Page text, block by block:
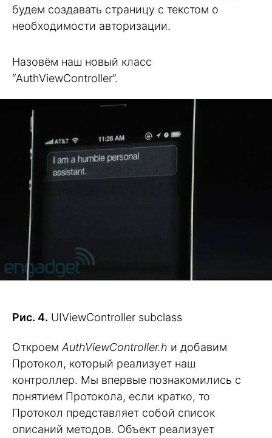
будем создавать страницу с текстом о
необходимости авторизации.
Назовём наш новый класс
“AuthViewController”.
Рис. 4. UIViewController subclass
Откроем AuthViewController.h и добавим
Протокол, который реализует наш
контроллер. Мы впервые познакомились с
понятием Протокола, если кратко, то
Протокол представляет собой список
описаний методов. Объект реализует